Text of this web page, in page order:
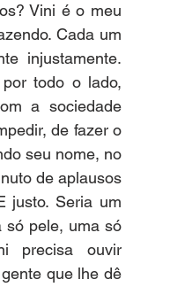
Vini é o meu
Cada um
injustamente.
todo o lado,
a sociedade
de fazer o
seu nome, no
de aplausos
justo. Seria um
só pele, uma só
precisa ouvir
que lhe dê